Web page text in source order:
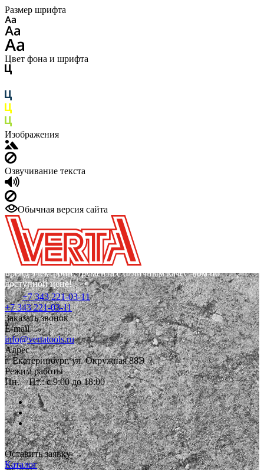
Размер шрифта
Цвет фона и шрифта
Изображения
Озвучивание текста
Обычная версия сайта
Бренд электроинструмента с отличным качеством по
доступной цене!
+7 343 221-03-11
+7 343 221-03-11
Заказать звонок
E-mail
info@vertatools.ru
Адрес
г. Екатеринбург, ул. Окружная 88Э
Режим работы
Пн. – Пт.: с 9:00 до 18:00
Оставить заявку
Каталог